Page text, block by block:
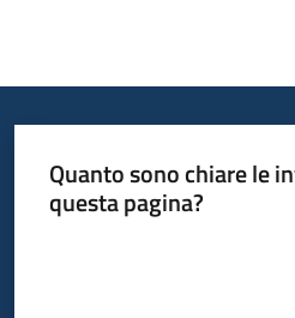
locali
Quanto sono chiare le
questa pagina?